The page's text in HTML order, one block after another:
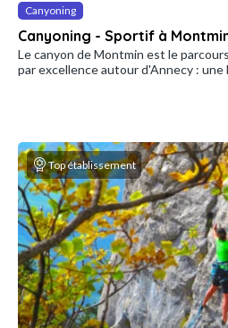
Canyoning
Canyoning - Sportif à
Le canyon de Montmin est le
par excellence autour d'Annecy : une
Top établissement